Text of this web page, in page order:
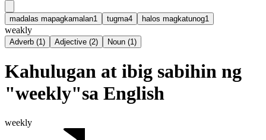
madalas mapagkamalan1 tugma4 halos magkatunog1
weakly
Adverb (1) Adjective (2) Noun (1)
Kahulugan at ibig sabihin ng
"weekly"sa English
weekly